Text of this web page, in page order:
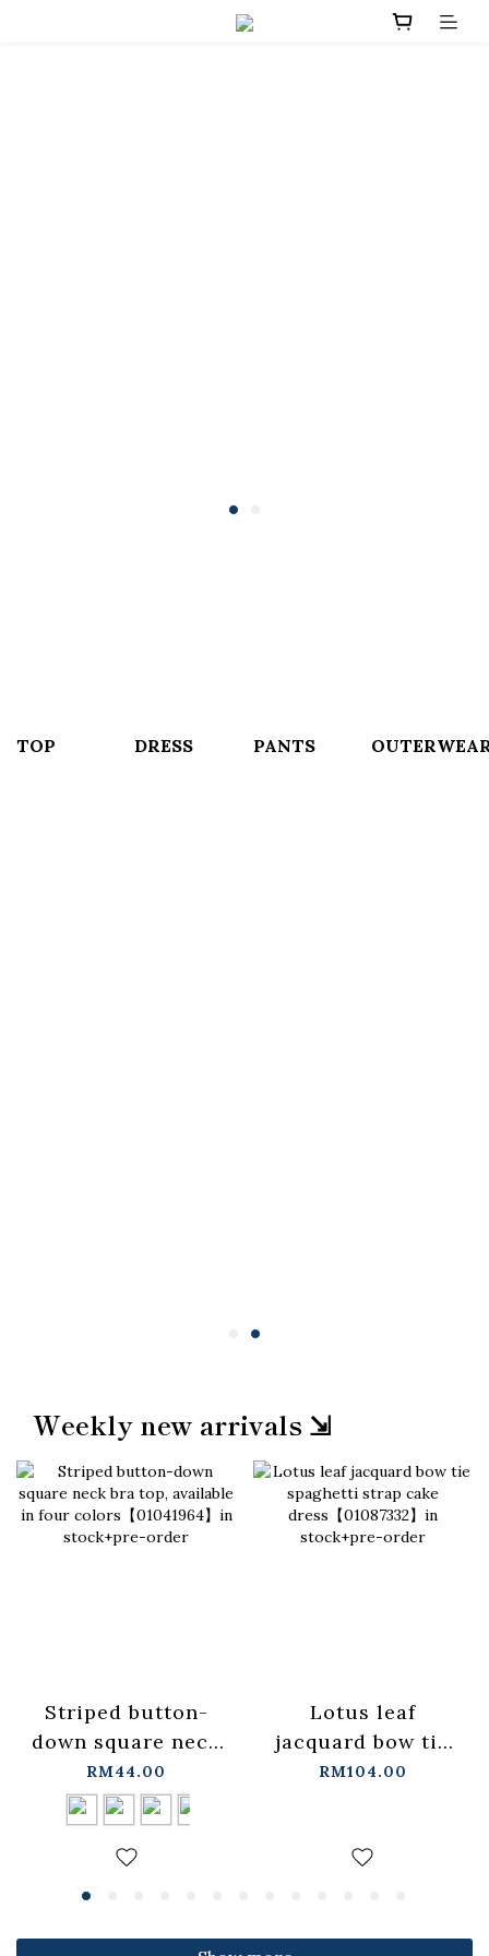
TOP DRESS PANTS
Weekly new arrivals ⇲
Striped button-
down square neck
bra top, available
in four
colors【01041964】
in stock+pre-order
RM44.00
Lotus leaf
jacquard bow tie
spaghetti strap
in stock+pre-order
RM104.00